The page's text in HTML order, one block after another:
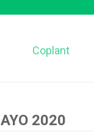
Coplant
2020